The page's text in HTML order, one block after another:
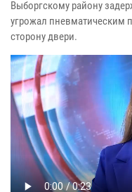
Выборгскому району
угрожал пневматическим
сторону двери.